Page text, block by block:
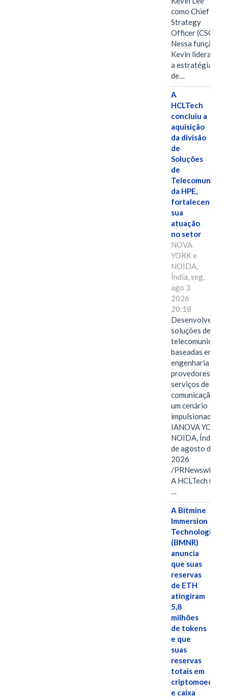
como Chief
Strategy
Officer (CSO).
Nessa função,
Kevin liderará
a estratégia
de…
A
HCLTech
concluiu a
aquisição
da divisão
de
Soluções
de
da HPE,
fortalecendo
sua
atuação
no setor
NOVA
YORK e
NOIDA,
Índia, seg,
ago 3
2026
20:18
Desenvolvendo
soluções de
baseadas em
engenharia para
provedores de
serviços de
comunicação em
um cenário
impulsionado
IANOVA YORK e
NOIDA, Índia, 3
de agosto de
2026
/PRNewswire/ --
A HCLTech (NSE:
…
A Bitmine
Immersion
Technologies
(BMNR)
anuncia
que suas
reservas
de ETH
atingiram
5,8
milhões
de tokens
e que
suas
reservas
totais em
criptomoedas
e caixa